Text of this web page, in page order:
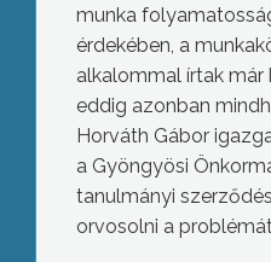
munka
érdekében, a
alkalommal írtak már
eddig azonban
Horváth Gábor
a Gyöngyösi
tanulmányi
orvosolni a